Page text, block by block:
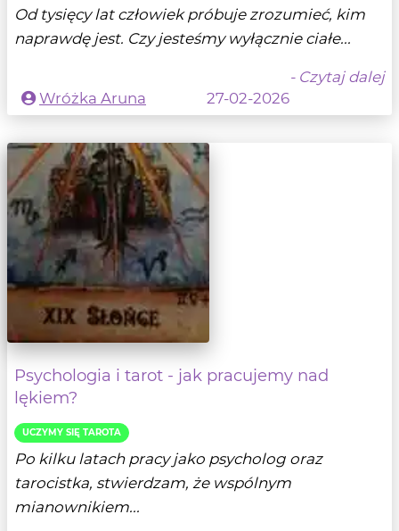
Od tysięcy lat człowiek próbuje zrozumieć, kim
naprawdę jest. Czy jesteśmy wyłącznie ciałe...
- Czytaj dalej
Wróżka Aruna
27-02-2026
Psychologia i tarot - jak pracujemy nad
lękiem?
UCZYMY SIĘ TAROTA
Po kilku latach pracy jako psycholog oraz
tarocistka, stwierdzam, że wspólnym
mianownikiem...